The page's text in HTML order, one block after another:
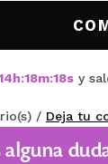
h:18m:18s y
/ Deja tu
alguna